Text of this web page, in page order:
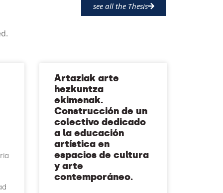
see all the Thesis
Artaziak arte
hezkuntza
ekimenak.
Construcción de un
colectivo dedicado
a la educación
artística en
espacios de cultura
y arte
contemporáneo.